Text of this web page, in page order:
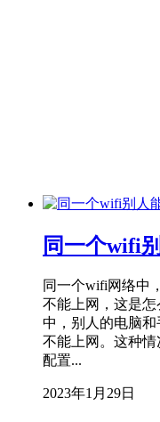
同一个wifi
同一个wifi网络中
不能上网，这是
中，别人的电脑
不能上网。这种
配置...
2023年1月29日